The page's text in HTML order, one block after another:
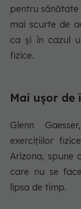
pentru
mai scurte de
ca și în cazul
fizice.
Mai ușor
Glenn
exercițiilor
Arizona, spune
care nu se
lipsa de timp.